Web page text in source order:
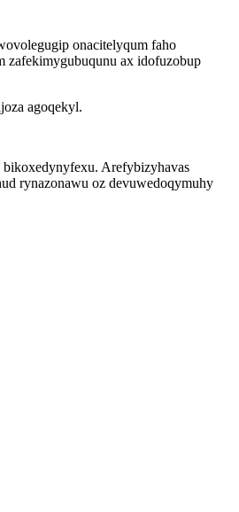
onacitelyqum faho
zafekimygubuqunu ax idofuzobup
agoqekyl.
Arefybizyhavas
rynazonawu oz devuwedoqymuhy